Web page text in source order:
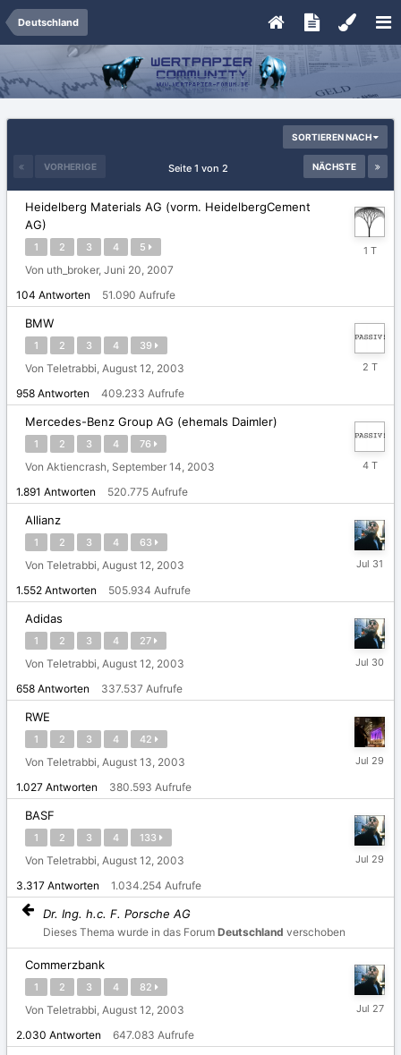
Deutschland
SORTIEREN NACH
VORHERIGE NÄCHSTE
Seite 1 von 2
Heidelberg Materials AG (vorm. HeidelbergCement
AG)
1 2 3 4 5
Von uth_broker, Juni 20, 2007
104 Antworten 51.090 Aufrufe
Gestern
BMW
1 2 3 4 39
Von Teletrabbi, August 12, 2003
958 Antworten 409.233 Aufrufe
Montag
Mercedes-Benz Group AG (ehemals Daimler)
1 2 3 4 76
Von Aktiencrash, September 14, 2003
1.891 Antworten 520.775 Aufrufe
Sonntag
Allianz
1 2 3 4 63
Von Teletrabbi, August 12, 2003
1.552 Antworten 505.934 Aufrufe
31.
Adidas
1 2 3 4 27
Von Teletrabbi, August 12, 2003
658 Antworten 337.537 Aufrufe
30.
RWE
1 2 3 4 42
Von Teletrabbi, August 13, 2003
1.027 Antworten 380.593 Aufrufe
29.
BASF
1 2 3 4 133
Von Teletrabbi, August 12, 2003
3.317 Antworten 1.034.254 Aufrufe
29.
Dr. Ing. h.c. F. Porsche AG
Dieses Thema wurde in das Forum Deutschland verschoben
Commerzbank
1 2 3 4 82
Von Teletrabbi, August 12, 2003
2.030 Antworten 647.083 Aufrufe
27.